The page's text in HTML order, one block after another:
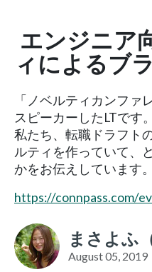
エンジニア
ィによるブ
「ノベルティカンファ
スピーカーしたLTです。
私たち、転職ドラフト
ルティを作っていて、
かをお伝えしています。
https://connpass.com/
まさよふ
August 05, 2019